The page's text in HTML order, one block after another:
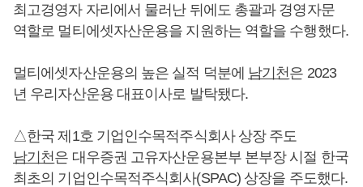
최고경영자 자리에서 물러난 뒤에도 총괄과 경영자문
역할로 멀티에셋자산운용을 지원하는 역할을 수행했다.
멀티에셋자산운용의 높은 실적 덕분에 남기천은 2023
년 우리자산운용 대표이사로 발탁됐다.
△한국 제1호 기업인수목적주식회사 상장 주도
남기천은 대우증권 고유자산운용본부 본부장 시절 한국
최초의 기업인수목적주식회사(SPAC) 상장을 주도했다.